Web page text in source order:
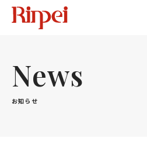
News
お知らせ